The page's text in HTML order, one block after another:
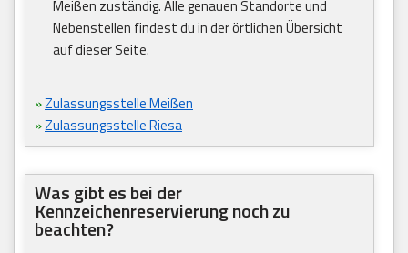
Meißen zuständig. Alle genauen Standorte und
Nebenstellen findest du in der örtlichen Übersicht
auf dieser Seite.
»Zulassungsstelle Meißen
»Zulassungsstelle Riesa
Was gibt es bei der
Kennzeichenreservierung noch zu
beachten?